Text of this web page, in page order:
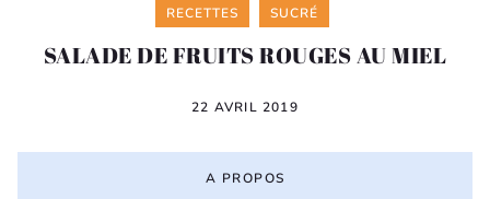
Categories
RECETTES SUCRÉ
SALADE DE FRUITS ROUGES AU MIEL
22 AVRIL 2019
A PROPOS